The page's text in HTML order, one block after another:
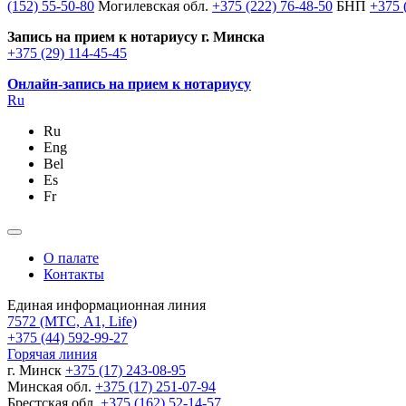
(152) 55-50-80 Могилевская обл. +375 (222) 76-48-50 БНП +375
Запись на прием к нотариусу г. Минска
+375 (29) 114-45-45
Онлайн-запись на прием к нотариусу
Ru
Ru
Eng
Bel
Es
Fr
О палате
Контакты
Единая информационная линия
7572 (МТС, A1, Life)
+375 (44) 592-99-27
Горячая линия
г. Минск +375 (17) 243-08-95
Минская обл. +375 (17) 251-07-94
Брестская обл. +375 (162) 52-14-57